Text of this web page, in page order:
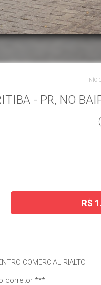
INÍCIO
- PR, NO
R$
COMERCIAL RIALTO
corretor ***